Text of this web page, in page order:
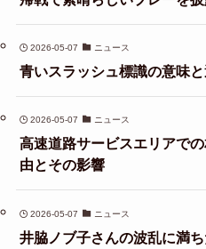
2026-05-07 ニュース
青いスラッシュ標識の意味
2026-05-07 ニュース
高速道路サービスエリアで
由とその影響
2026-05-07 ニュース
井脇ノブ子さんの波乱に満